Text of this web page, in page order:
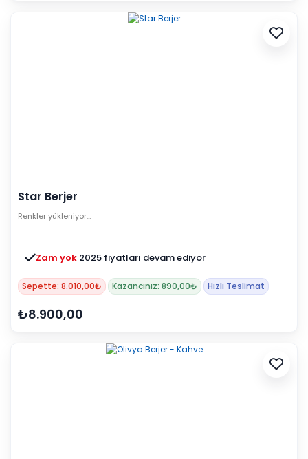
Star Berjer
Renkler yükleniyor…
Zam yok 2025 fiyatları devam ediyor
Sepette: 8.010,00₺ Kazancınız: 890,00₺ Hızlı Teslimat
₺8.900,00